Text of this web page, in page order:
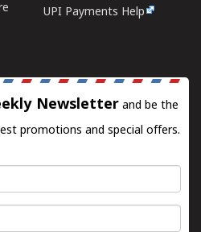
UPI Payments Help
Newsletter and be the
promotions and special offers.